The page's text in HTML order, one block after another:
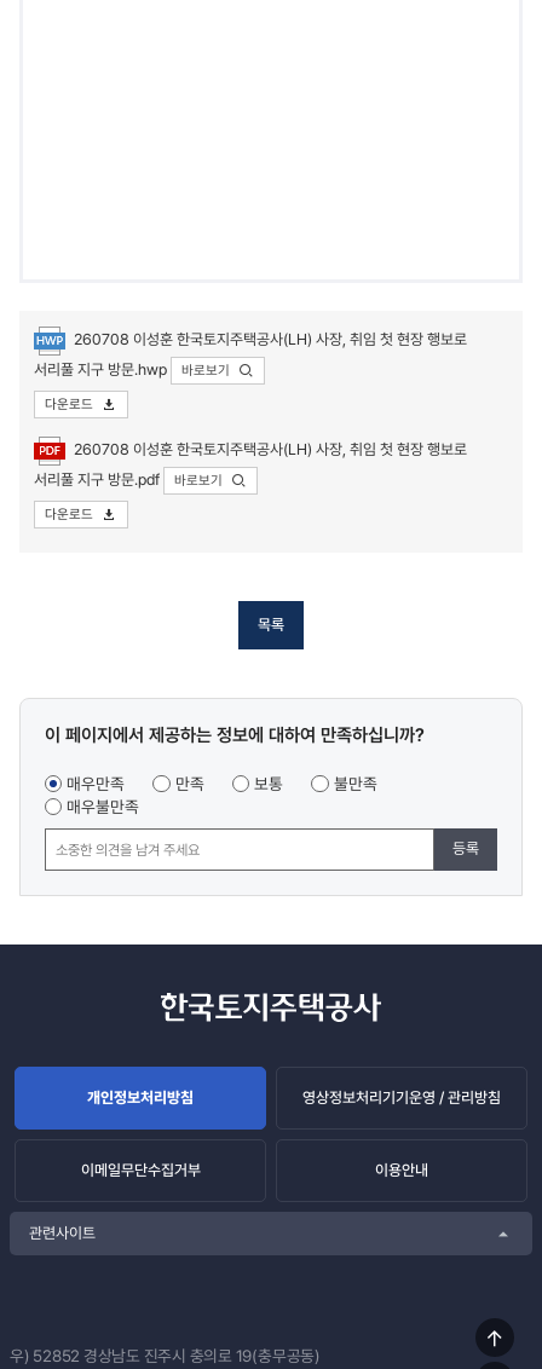
첨부파일
260708 이성훈 한국토지주택공사(LH) 사장, 취임 첫 현장 행보로
서리풀 지구 방문.hwp
바로보기
다운로드
260708 이성훈 한국토지주택공사(LH) 사장, 취임 첫 현장 행보로
서리풀 지구 방문.pdf
바로보기
다운로드
목록
콘텐츠
조사
이 페이지에서 제공하는 정보에 대하여 만족하십니까?
매우만족 만족 보통
불만족
매우불만족
등록
개인정보처리방침 영상정보처리기기운영 / 관리방침
이메일무단수집거부 이용안내
관련사이트
우) 52852 경상남도 진주시 충의로 19(충무공동)
상단